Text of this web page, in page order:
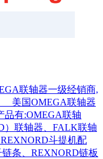
联轴器一级经销商,
美国OMEGA联轴器
品有:OMEGA联轴
）联轴器、FALK联轴
斗提机配
条、REXNORD链板